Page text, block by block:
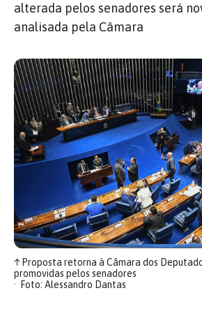
alterada pelos senadores será
analisada pela Câmara
↑Proposta retorna à Câmara dos
promovidas pelos senadores
Foto: Alessandro Dantas